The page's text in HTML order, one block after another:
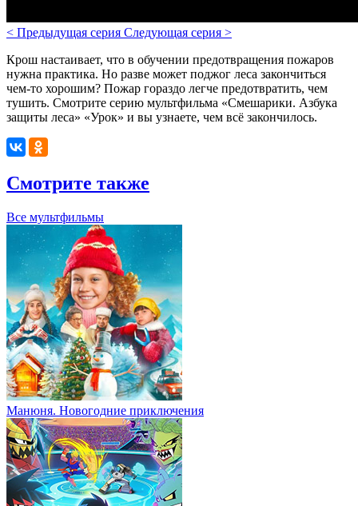
< Предыдущая серия Следующая серия >
Крош настаивает, что в обучении предотвращения пожаров
нужна практика. Но разве может поджог леса закончиться
чем-то хорошим? Пожар гораздо легче предотвратить, чем
тушить. Смотрите серию мультфильма «Смешарики. Азбука
защиты леса» «Урок» и вы узнаете, чем всё закончилось.
Смотрите также
Все мультфильмы
Манюня. Новогодние приключения